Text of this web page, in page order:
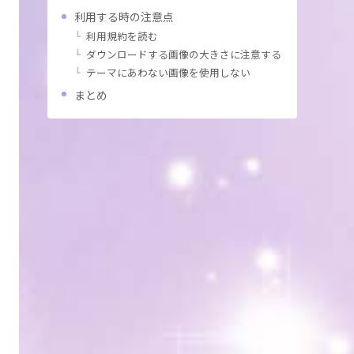
利用する時の注意点
利用規約を読む
ダウンロードする画像の大きさに注意する
テーマにあわない画像を使用しない
まとめ